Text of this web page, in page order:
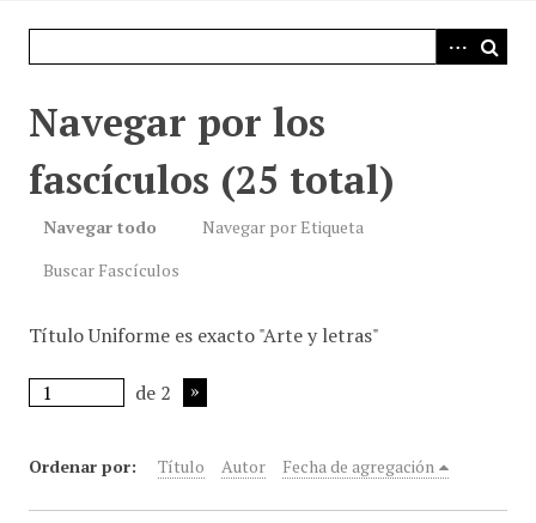
Navegar por los
fascículos (25 total)
Navegar todo
Navegar por Etiqueta
Buscar Fascículos
Título Uniforme es exacto "Arte y letras"
de 2
Ordenar por: Título Autor Fecha de agregación